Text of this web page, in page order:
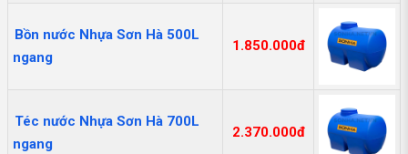
Bồn nước Nhựa Sơn Hà 500L
ngang
1.850.000đ
Téc nước Nhựa Sơn Hà 700L
ngang
2.370.000đ